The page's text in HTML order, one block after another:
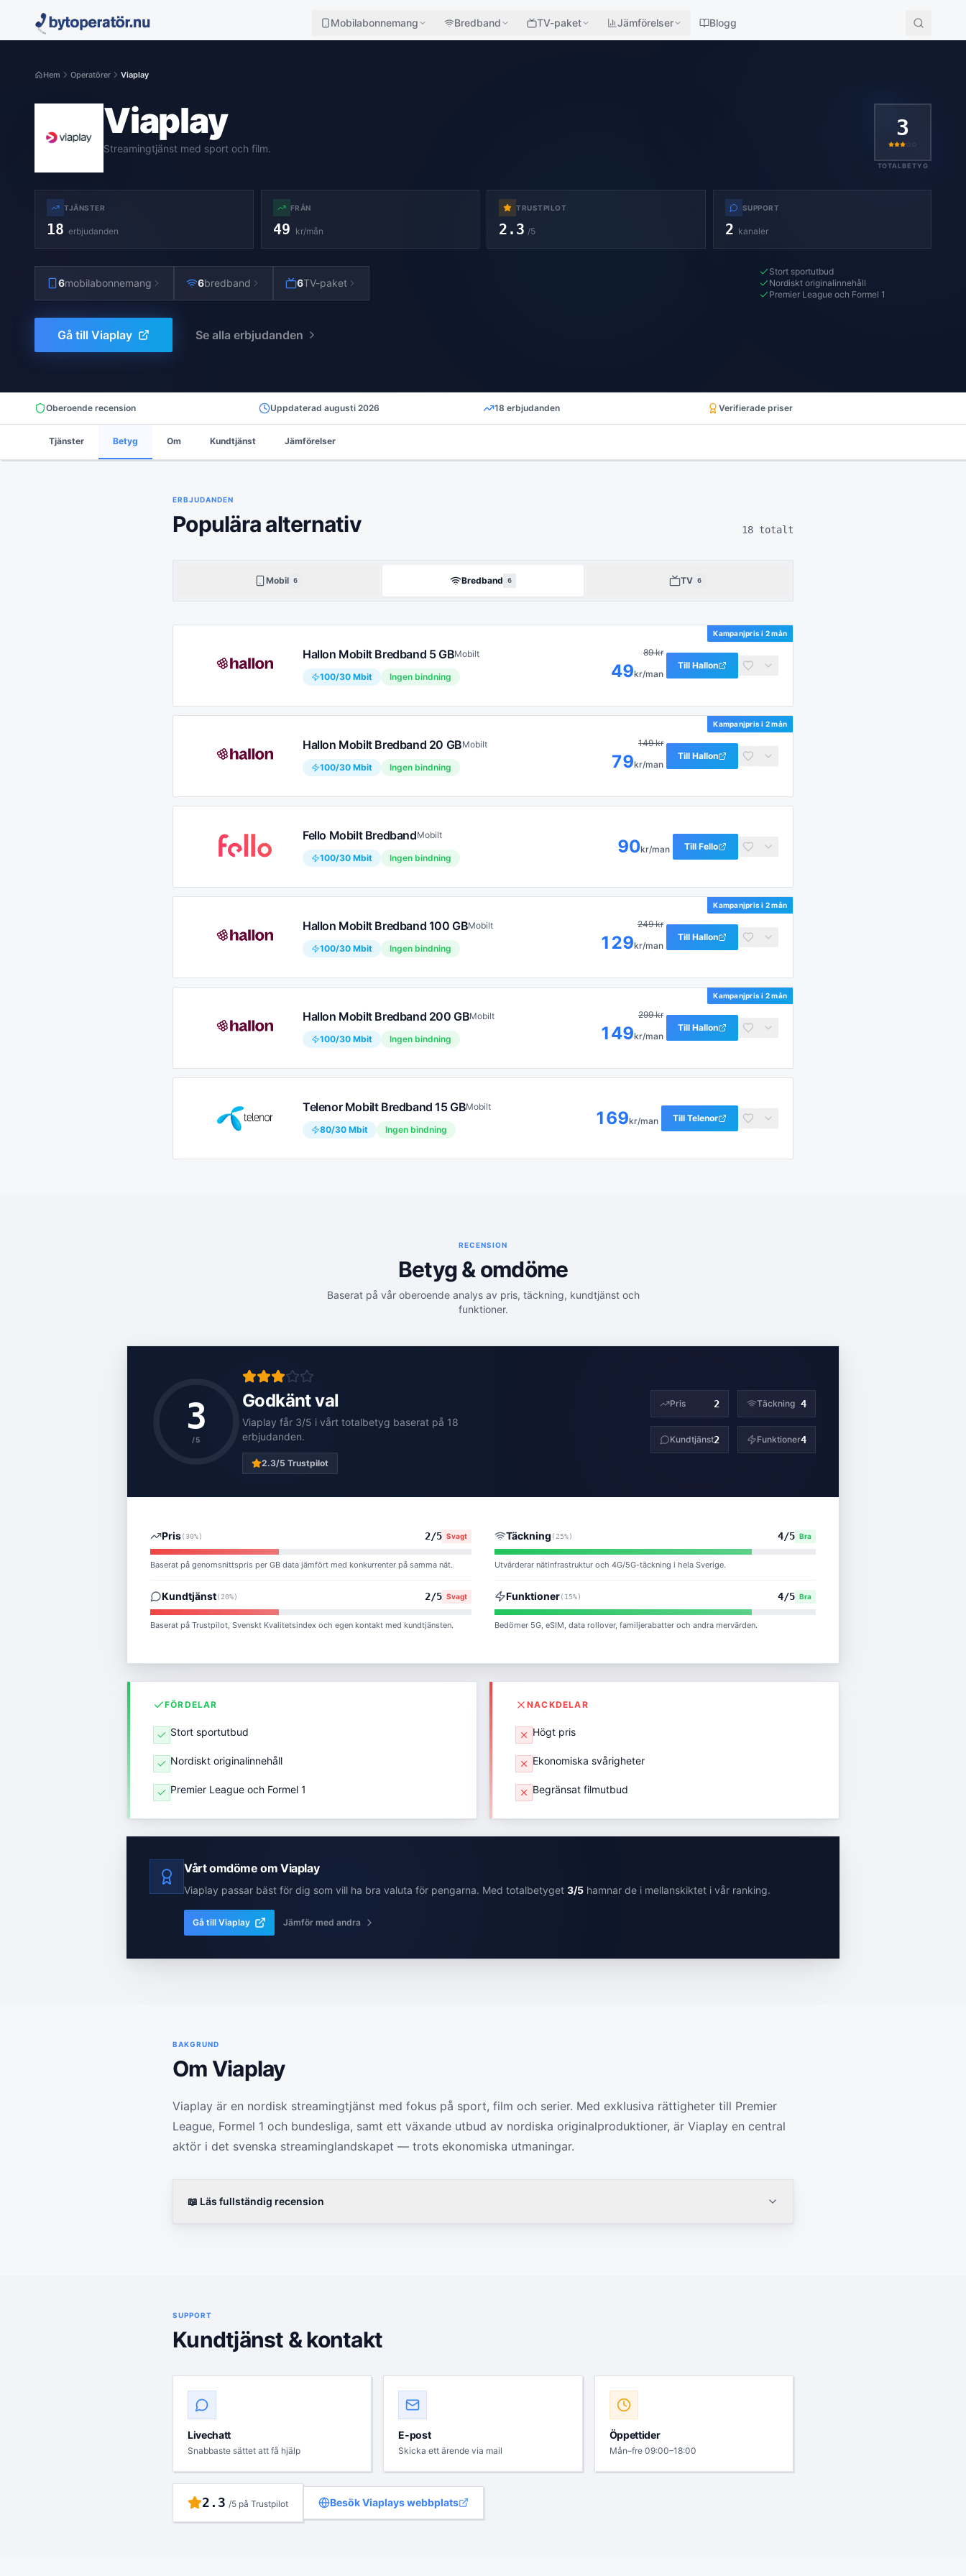
Mobilabonnemang Bredband TV-paket Jämförelser Blogg
Hem Operatörer Viaplay
Viaplay
Streamingtjänst med sport och film.
3
TOTALBETYG
TJÄNSTER
18 erbjudanden
FRÅN
49 kr/mån
TRUSTPILOT
2.3 /5
SUPPORT
2 kanaler
6mobilabonnemang 6bredband 6TV-paket
Stort sportutbud
Nordiskt originalinnehåll
Premier League och Formel 1
Gå till Viaplay Se alla erbjudanden
Oberoende recension Uppdaterad augusti 2026 18 erbjudanden Verifierade priser
Tjänster Betyg Om Kundtjänst Jämförelser
ERBJUDANDEN
Populära alternativ 18 totalt
Mobil 6 Bredband 6 TV 6
Kampanjpris i 2 mån
Hallon Mobilt Bredband 5 GBMobilt
100/30 Mbit Ingen bindning
89kr
49kr/man
Till Hallon
Kampanjpris i 2 mån
Hallon Mobilt Bredband 20 GBMobilt
100/30 Mbit Ingen bindning
149kr
79kr/man
Till Hallon
Fello Mobilt BredbandMobilt
100/30 Mbit Ingen bindning
90kr/man Till Fello
Kampanjpris i 2 mån
Hallon Mobilt Bredband 100 GBMobilt
100/30 Mbit Ingen bindning
249kr
129kr/man
Till Hallon
Kampanjpris i 2 mån
Hallon Mobilt Bredband 200 GBMobilt
100/30 Mbit Ingen bindning
299kr
149kr/man
Till Hallon
Telenor Mobilt Bredband 15 GBMobilt
80/30 Mbit Ingen bindning
169kr/man Till Telenor
RECENSION
Betyg & omdöme
Baserat på vår oberoende analys av pris, täckning, kundtjänst och
funktioner.
3
/5
Godkänt val
Viaplay får 3/5 i vårt totalbetyg baserat på 18
erbjudanden.
2.3/5 Trustpilot
Pris 2 Täckning 4
Kundtjänst2 Funktioner4
Pris(30%) 2/5 Svagt
Baserat på genomsnittspris per GB data jämfört med konkurrenter på samma nät.
Täckning ( 25%) 4/5 Bra
Utvärderar nätinfrastruktur och 4G/5G-täckning i hela Sverige.
Kundtjänst( 20%) 2/5 Svagt
Baserat på Trustpilot, Svenskt Kvalitetsindex och egen kontakt med kundtjänsten.
Funktioner( 15%) 4/5 Bra
Bedömer 5G, eSIM, data rollover, familjerabatter och andra mervärden.
FÖRDELAR
Stort sportutbud
Nordiskt originalinnehåll
Premier League och Formel 1
NACKDELAR
Högt pris
Ekonomiska svårigheter
Begränsat filmutbud
Vårt omdöme om Viaplay
Viaplay passar bäst för dig som vill ha bra valuta för pengarna. Med totalbetyget 3/5 hamnar de i mellanskiktet i vår ranking.
Gå till Viaplay Jämför med andra
BAKGRUND
OmViaplay
Viaplay är en nordisk streamingtjänst med fokus på sport, film och serier. Med exklusiva rättigheter till Premier
League, Formel 1 och bundesliga, samt ett växande utbud av nordiska originalproduktioner, är Viaplay en central
aktör i det svenska streaminglandskapet — trots ekonomiska utmaningar.
📖 Läs fullständig recension
SUPPORT
Kundtjänst & kontakt
Livechatt
Snabbaste sättet att få hjälp
E-post
Skicka ett ärende via mail
Öppettider
Mån–fre 09:00–18:00
2.3 /5 på Trustpilot BesökViaplays webbplats